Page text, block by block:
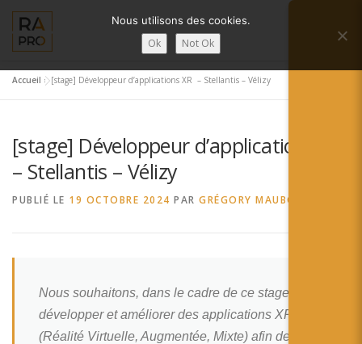
contenu
Menu
SERVICES RA’PRO ACTUALITÉ DE LA RA
Français
Deutsch
Accueil »[stage] Développeur d’applications XR – Stellantis – Vélizy
[stage] Développeur d’applications XR
– Stellantis – Vélizy
PUBLIÉ LE 19 OCTOBRE 2024 PAR GRÉGORY MAUBON
Nous souhaitons, dans le cadre de ce stage,
développer et améliorer des applications XR
(Réalité Virtuelle, Augmentée, Mixte) afin de faire
Nous utilisons des cookies.
Ok Not Ok